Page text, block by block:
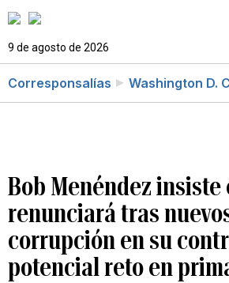
9 de agosto de 2026
Corresponsalías Washington D.
Bob Menéndez insiste
renunciará tras
corrupción en su
potencial reto en